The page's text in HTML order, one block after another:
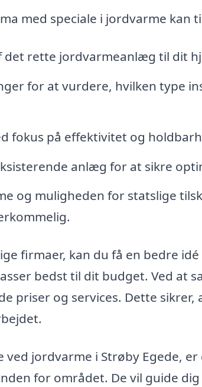
med speciale i jordvarme kan
det rette jordvarmeanlæg til dit
for at vurdere, hvilken type
fokus på effektivitet og
anlæg for at sikre
og muligheden for statslige
firmaer, kan du få en bedre
bedst til dit budget. Ved at
priser og services. Dette sikrer,
jordvarme i Strøby Egede,
for området. De vil guide